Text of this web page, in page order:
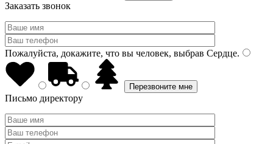
Заказать звонок
Пожалуйста, докажите, что вы человек, выбрав Сердце.
Письмо директору